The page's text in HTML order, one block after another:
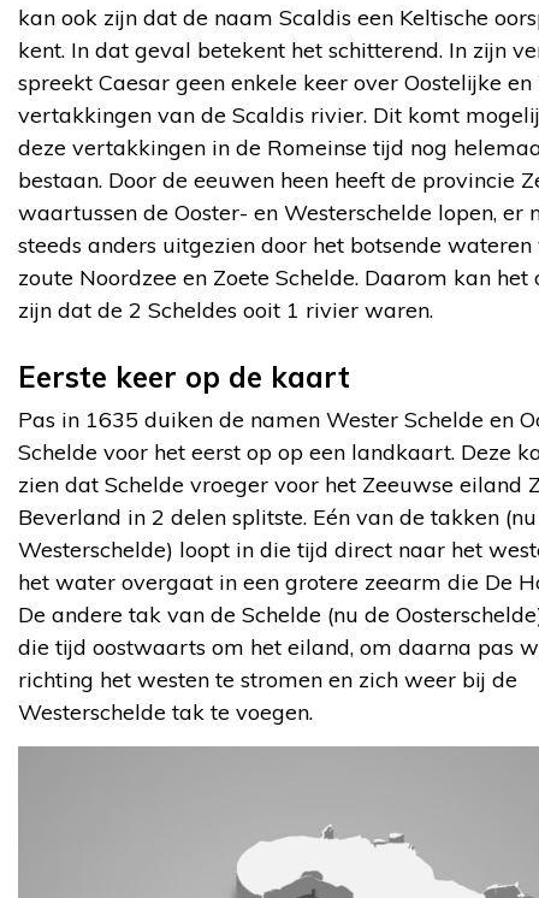
kan ook zijn dat de naam Scaldis een Keltische
kent. In dat geval betekent het schitterend. In zijn
spreekt Caesar geen enkele keer over Oostelijke
vertakkingen van de Scaldis rivier. Dit komt
deze vertakkingen in de Romeinse tijd nog
bestaan. Door de eeuwen heen heeft de provincie
waartussen de Ooster- en Westerschelde lopen, er
steeds anders uitgezien door het botsende wateren
zoute Noordzee en Zoete Schelde. Daarom kan het
zijn dat de 2 Scheldes ooit 1 rivier waren.
Eerste keer op de kaart
Pas in 1635 duiken de namen Wester Schelde en
Schelde voor het eerst op op een landkaart. Deze
zien dat Schelde vroeger voor het Zeeuwse eiland
Beverland in 2 delen splitste. Eén van de takken
Westerschelde) loopt in die tijd direct naar het
het water overgaat in een grotere zeearm die De
De andere tak van de Schelde (nu de
die tijd oostwaarts om het eiland, om daarna pas
richting het westen te stromen en zich weer bij de
Westerschelde tak te voegen.